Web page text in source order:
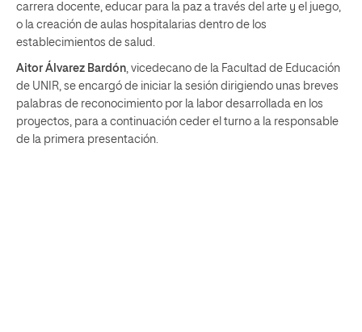
carrera docente, educar para la paz a través del arte y el juego,
o la creación de aulas hospitalarias dentro de los
establecimientos de salud.
Aitor Álvarez Bardón , vicedecano de la Facultad de Educación
de UNIR, se encargó de iniciar la sesión dirigiendo unas breves
palabras de reconocimiento por la labor desarrollada en los
proyectos, para a continuación ceder el turno a la responsable
de la primera presentación.